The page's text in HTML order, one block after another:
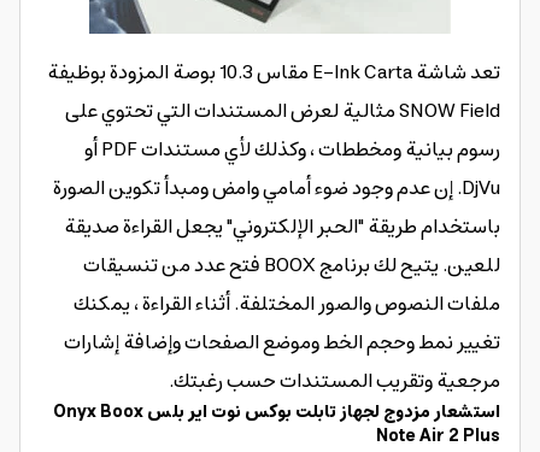
تعد شاشة E-Ink Carta مقاس 10.3 بوصة المزودة بوظيفة
SNOW Field مثالية لعرض المستندات التي تحتوي على
رسوم بيانية ومخططات ، وكذلك لأي مستندات PDF أو
DjVu. إن عدم وجود ضوء أمامي وامض ومبدأ تكوين الصورة
باستخدام طريقة "الحبر الإلكتروني" يجعل القراءة صديقة
للعين. يتيح لك برنامج BOOX فتح عدد من تنسيقات
ملفات النصوص والصور المختلفة. أثناء القراءة ، يمكنك
تغيير نمط وحجم الخط وموضع الصفحات وإضافة إشارات
مرجعية وتقريب المستندات حسب رغبتك.
استشعار مزدوج لجهاز تابلت بوكس نوت اير بلس Onyx Boox
Note Air 2 Plus